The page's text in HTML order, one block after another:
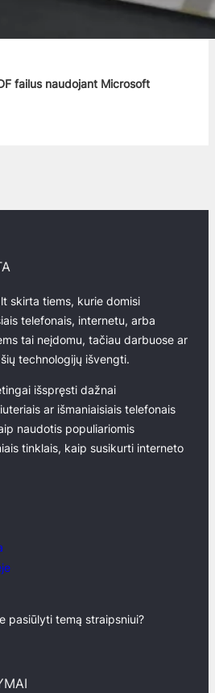
failus naudojant Microsoft
skirta tiems, kurie domisi
telefonais, internetu, arba
tai neįdomu, tačiau darbuose ar
technologijų išvengti.
išspręsti dažnai
ar išmaniaisiais telefonais
naudotis populiariomis
tinklais, kaip susikurti interneto
pasiūlyti temą straipsniui?